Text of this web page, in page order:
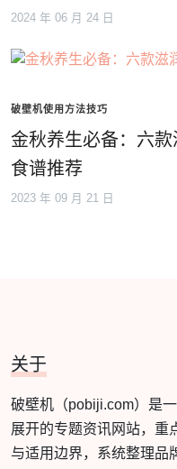
2024 年 06 月 24 日
破壁机使用方法技巧
金秋养生必备：六
食谱推荐
2023 年 09 月 21 日
关于
破壁机（pobiji.com）是
展开的专题资讯网站，重
与适用边界，系统整理品